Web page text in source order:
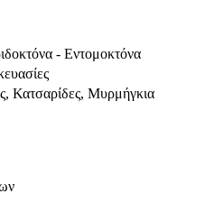
- Εντομοκτόνα
Κατσαρίδες, Μυρμήγκια